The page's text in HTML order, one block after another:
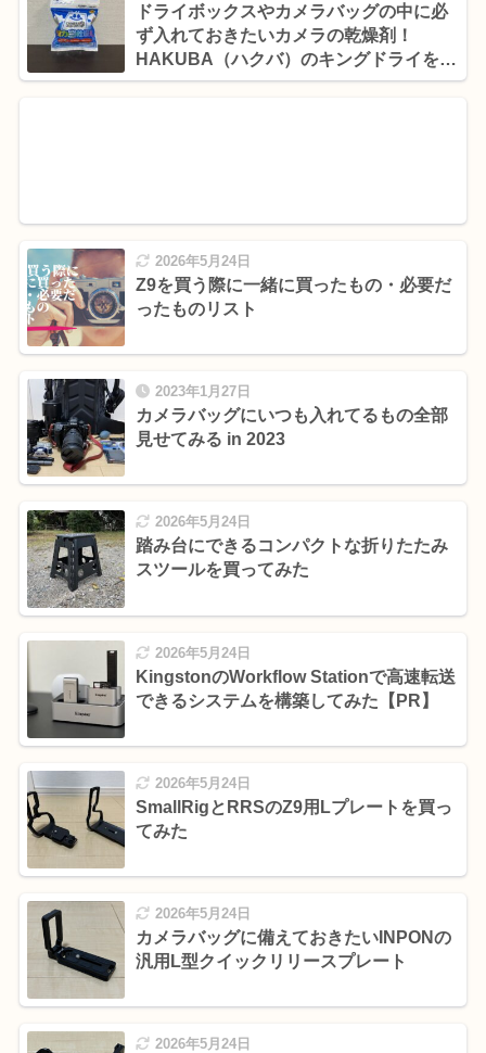
ドライボックスやカメラバッグの中に必
ず入れておきたいカメラの乾燥剤！
HAKUBA（ハクバ）のキングドライをレ
ビュー
2026年5月24日
Z9を買う際に一緒に買ったもの・必要だ
ったものリスト
2023年1月27日
カメラバッグにいつも入れてるもの全部
見せてみる in 2023
2026年5月24日
踏み台にできるコンパクトな折りたたみ
スツールを買ってみた
2026年5月24日
KingstonのWorkflow Stationで高速転送
できるシステムを構築してみた【PR】
2026年5月24日
SmallRigとRRSのZ9用Lプレートを買っ
てみた
2026年5月24日
カメラバッグに備えておきたいINPONの
汎用L型クイックリリースプレート
2026年5月24日